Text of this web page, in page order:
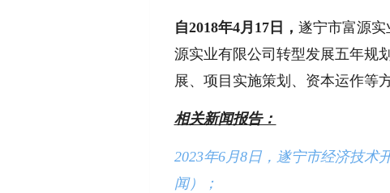
自2018年4月17日， 遂宁市富源
源实业有限公司转型发展五年规
展、项目实施策划、资本运作等
相关新闻报告：
2023年6月8日，遂宁市经济技术
闻）；